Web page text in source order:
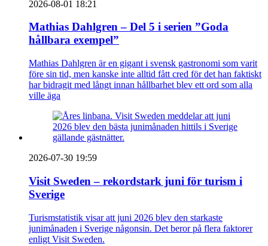
2026-08-01 18:21
Mathias Dahlgren – Del 5 i serien ”Goda
hållbara exempel”
Mathias Dahlgren är en gigant i svensk gastronomi som varit
före sin tid, men kanske inte alltid fått cred för det han faktiskt
har bidragit med långt innan hållbarhet blev ett ord som alla
ville äga
2026-07-30 19:59
Visit Sweden – rekordstark juni för turism i
Sverige
Turismstatistik visar att juni 2026 blev den starkaste
junimånaden i Sverige någonsin. Det beror på flera faktorer
enligt Visit Sweden.